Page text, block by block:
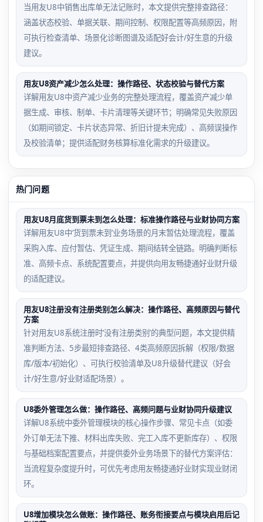
当用友U8中销售出库单无法记账时，本文提供完整排查路径：
涵盖状态校验、单据关联、期间控制、权限配置等高频原因，附
可执行检查清单、场景化诊断图谱及适配好会计/好生意的升级
建议。
用友U8资产减少怎么处理：操作路径、状态校验与替代方案
详解用友U8中资产减少业务的完整处理流程，覆盖资产减少单
据生成、审核、制单、卡片清理等关键环节；明确常见失败原因
（如期间锁定、卡片状态异常、折旧计提未完成）、高频误操作
及校验清单；提供适配财务核算标准化需求的升级建议。
热门问题
用友U8月底货到票未到怎么处理：标准操作路径与业财协同方案
详解用友U8中‘货到票未到’业务场景的月末暂估处理流程，覆盖
采购入库、应付暂估、凭证生成、期间结转全链路。明确判断标
准、高频卡点、系统配置要点，并提供向用友畅捷通好业财升级
的适配建议。
用友U8注册没有注册类别怎么解决：操作路径、高频原因与替代
方案
针对用友U8系统注册时‘没有注册类别’的典型问题，本文提供精
准判断方法、5步最短排查路径、4类高频原因拆解（权限/数据
库/版本/初始化）、可执行校验清单及U8升级替代建议（好会
计/好生意/好业财适配场景）。
U8委外管理怎么做：操作路径、高频问题与业财协同升级建议
详解U8系统中委外管理模块的核心操作步骤、常见卡点（如委
外订单无法下推、材料出库失败、完工入库不更新库存）、权限
与基础档案配置要点，并提供委外业务场景下的替代方案评估：
当流程复杂度提升时，可优先考虑用友畅捷通好业财实现业财闭
环。
U8增加模块怎么做账：操作路径、账务衔接要点与模块启用后记